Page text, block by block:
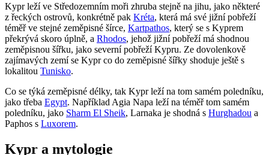
Kypr leží ve Středozemním moři zhruba stejně na jihu, jako některé
z řeckých ostrovů, konkrétně pak Kréta, která má své jižní pobřeží
téměř ve stejné zeměpisné šírce, Kartpathos, který se s Kyprem
překrývá skoro úplně, a Rhodos, jehož jižní pobřeží má shodnou
zeměpisnou šířku, jako severní pobřeží Kypru. Ze dovolenkově
zajímavých zemí se Kypr co do zeměpisné šířky shoduje ještě s
lokalitou Tunisko.
Co se týká zeměpisné délky, tak Kypr leží na tom samém poledníku,
jako třeba Egypt. Například Agia Napa leží na téměř tom samém
poledníku, jako Sharm El Sheik, Larnaka je shodná s Hurghadou a
Paphos s Luxorem.
Kypr a mytologie